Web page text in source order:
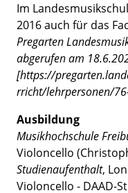
Im
2016 auch für das
Pregarten
abgerufen am
[https://
rricht/lehrpersonen/
Ausbildung
Musikhochschule
Violoncello
Studienaufenthalt,
Violoncello - DAAD-